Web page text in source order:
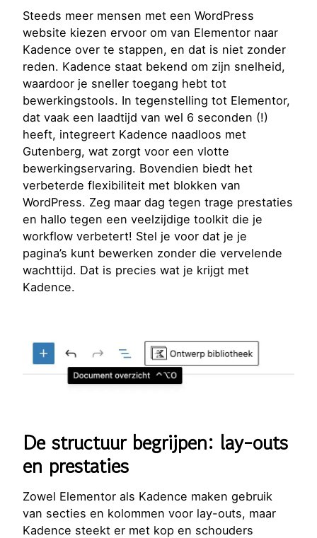
Steeds meer mensen met een WordPress
website kiezen ervoor om van Elementor naar
Kadence over te stappen, en dat is niet zonder
reden. Kadence staat bekend om zijn snelheid,
waardoor je sneller toegang hebt tot
bewerkingstools. In tegenstelling tot Elementor,
dat vaak een laadtijd van wel 6 seconden (!)
heeft, integreert Kadence naadloos met
Gutenberg, wat zorgt voor een vlotte
bewerkingservaring. Bovendien biedt het
verbeterde flexibiliteit met blokken van
WordPress. Zeg maar dag tegen trage prestaties
en hallo tegen een veelzijdige toolkit die je
workflow verbetert! Stel je voor dat je je
pagina’s kunt bewerken zonder die vervelende
wachttijd. Dat is precies wat je krijgt met
Kadence.
De structuur begrijpen: lay-outs
en prestaties
Zowel Elementor als Kadence maken gebruik
van secties en kolommen voor lay-outs, maar
Kadence steekt er met kop en schouders